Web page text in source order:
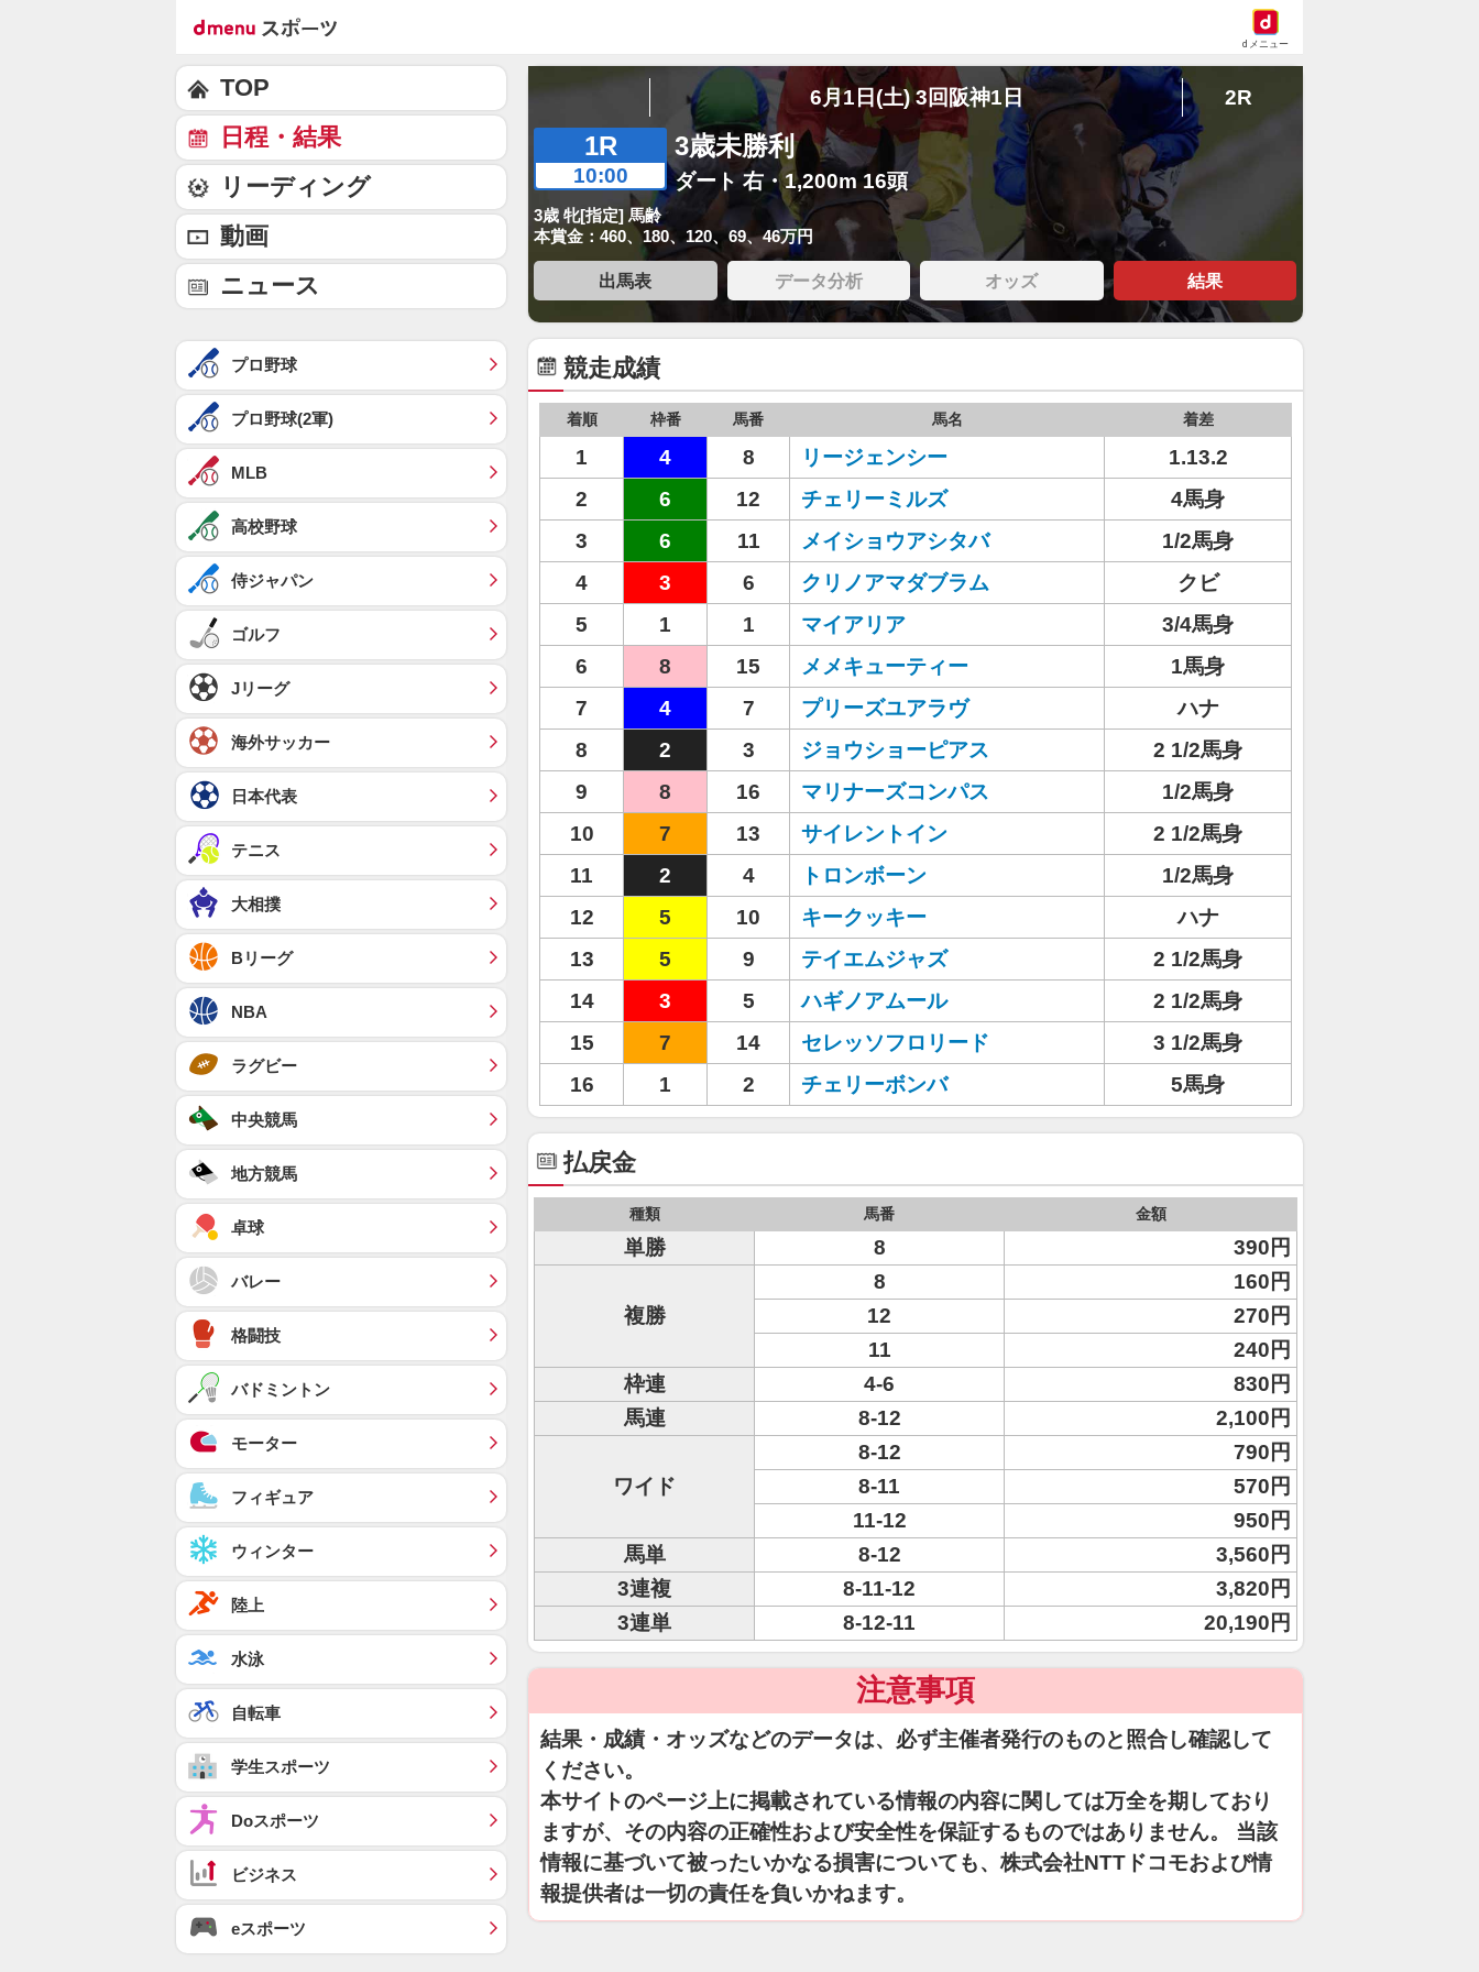
dメニュー
6月1日(土) 3回阪神1日 2R
1R
10:00
3歳未勝利
ダート 右・1,200m 16頭
3歳 牝[指定] 馬齢
本賞金：460、180、120、69、46万円
出馬表 データ分析 オッズ 結果
競走成績
着順 枠番 馬番 馬名 着差
1 4 8 リージェンシー
1.13.2
2
6 12 チェリーミルズ
4馬身
3
6 11 メイショウアシタバ
1/2馬身
4
3 6 クリノアマダブラム
クビ
5
1 1 マイアリア
3/4馬身
6
8 15 メメキューティー
1馬身
7
4 7 プリーズユアラヴ
ハナ
8
2 3 ジョウショーピアス
2 1/2馬身
9
8 16 マリナーズコンパス
1/2馬身
10
7 13 サイレントイン
2 1/2馬身
11
2 4 トロンボーン
1/2馬身
12
5 10 キークッキー
ハナ
13
5 9 テイエムジャズ
2 1/2馬身
14
3 5 ハギノアムール
2 1/2馬身
15
7 14 セレッソフロリード
3 1/2馬身
16
1 2 チェリーボンバ 5馬身
払戻金
種類 馬番 金額
単勝 8 390円
複勝
8
160円
12
270円
11
240円
枠連
4-6
830円
馬連
8-12 2,100円
ワイド
8-12
790円
8-11
570円
11-12
950円
馬単
8-12
3,560円
3連複
8-11-12
3,820円
3連単
8-12-11 20,190円
注意事項
結果・成績・オッズなどのデータは、必ず主催者発行のものと照合し確認して
ください。
本サイトのページ上に掲載されている情報の内容に関しては万全を期しており
ますが、その内容の正確性および安全性を保証するものではありません。 当該
情報に基づいて被ったいかなる損害についても、株式会社NTTドコモおよび情
報提供者は一切の責任を負いかねます。
TOP
日程・結果
リーディング
動画
ニュース
プロ野球
プロ野球(2軍)
MLB
高校野球
侍ジャパン
ゴルフ
Jリーグ
海外サッカー
日本代表
テニス
大相撲
Bリーグ
NBA
ラグビー
中央競馬
地方競馬
卓球
バレー
格闘技
バドミントン
モーター
フィギュア
ウィンター
陸上
水泳
自転車
学生スポーツ
Doスポーツ
ビジネス
eスポーツ